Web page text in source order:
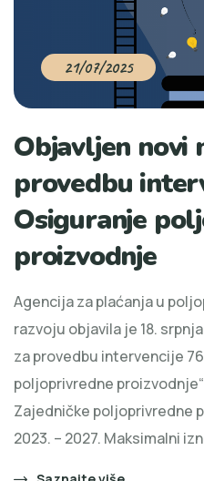
21/07/2025
Objavljen novi
provedbu
Osiguranje
proizvodnje
Agencija za plaćanja u
razvoju objavila je 18.
za provedbu intervencije
poljoprivredne
Zajedničke poljoprivredne
2023. – 2027. Maksimalni